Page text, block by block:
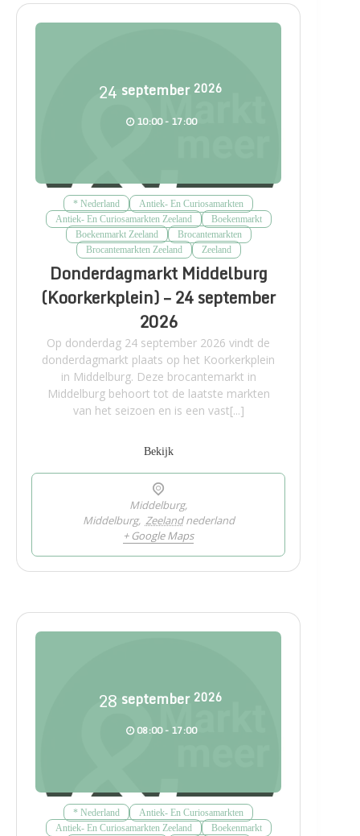
24 september 2026
10:00 - 17:00
* Nederland
Antiek- En Curiosamarkten
Antiek- En Curiosamarkten Zeeland
Boekenmarkt
Boekenmarkt Zeeland
Brocantemarkten
Brocantemarkten Zeeland
Zeeland
Donderdagmarkt Middelburg
(Koorkerkplein) – 24 september
2026
Op donderdag 24 september 2026 vindt de
donderdagmarkt plaats op het Koorkerkplein
in Middelburg. Deze brocantemarkt in
Middelburg behoort tot de laatste markten
van het seizoen en is een vast[...]
Bekijk
Middelburg,
Middelburg, Zeeland nederland
+ Google Maps
28 september 2026
08:00 - 17:00
* Nederland
Antiek- En Curiosamarkten
Antiek- En Curiosamarkten Zeeland
Boekenmarkt